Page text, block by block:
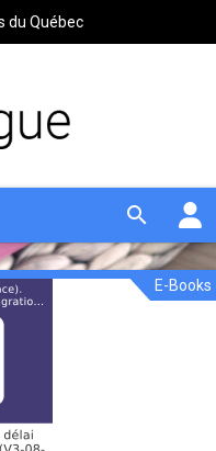
du Québec
search
E-Books